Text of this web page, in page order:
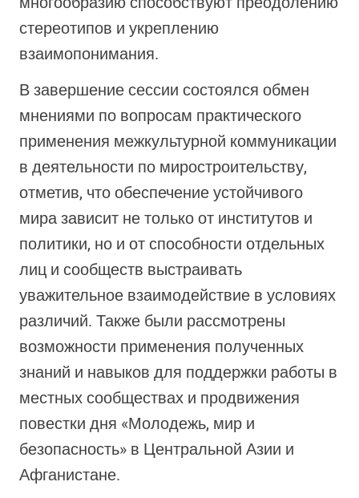
стереотипов и укреплению
взаимопонимания.
В завершение сессии состоялся обмен
мнениями по вопросам практического
применения межкультурной коммуникации
в деятельности по миростроительству,
отметив, что обеспечение устойчивого
мира зависит не только от институтов и
политики, но и от способности отдельных
лиц и сообществ выстраивать
уважительное взаимодействие в условиях
различий. Также были рассмотрены
возможности применения полученных
знаний и навыков для поддержки работы в
местных сообществах и продвижения
повестки дня «Молодежь, мир и
безопасность» в Центральной Азии и
Афганистане.